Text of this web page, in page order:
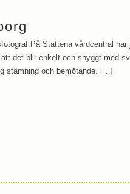
Stattena vårdcentral har
det blir enkelt och snyggt med
stämning och bemötande. […]